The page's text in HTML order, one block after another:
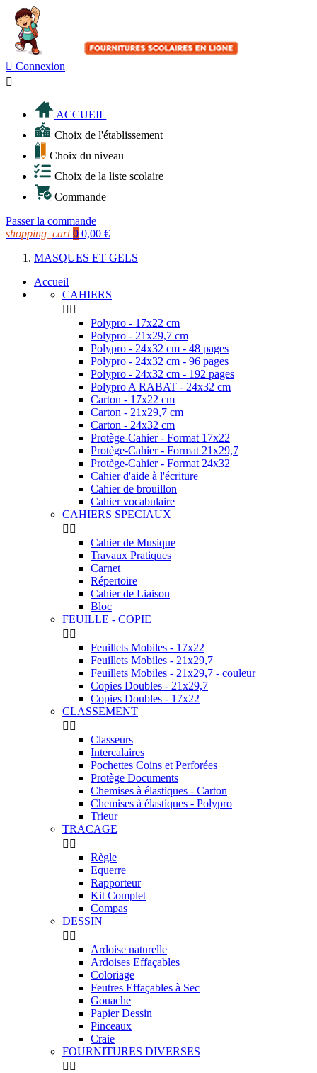
 Connexion

ACCUEIL
Choix de l'établissement
Choix du niveau
Choix de la liste scolaire
Commande
Passer la commande
shopping_cart 0 0,00 €
MASQUES ET GELS
Accueil
CAHIERS
 
Polypro - 17x22 cm
Polypro - 21x29,7 cm
Polypro - 24x32 cm - 48 pages
Polypro - 24x32 cm - 96 pages
Polypro - 24x32 cm - 192 pages
Polypro A RABAT - 24x32 cm
Carton - 17x22 cm
Carton - 21x29,7 cm
Carton - 24x32 cm
Protège-Cahier - Format 17x22
Protège-Cahier - Format 21x29,7
Protège-Cahier - Format 24x32
Cahier d'aide à l'écriture
Cahier de brouillon
Cahier vocabulaire
CAHIERS SPECIAUX
 
Cahier de Musique
Travaux Pratiques
Carnet
Répertoire
Cahier de Liaison
Bloc
FEUILLE - COPIE
 
Feuillets Mobiles - 17x22
Feuillets Mobiles - 21x29,7
Feuillets Mobiles - 21x29,7 - couleur
Copies Doubles - 21x29,7
Copies Doubles - 17x22
CLASSEMENT
 
Classeurs
Intercalaires
Pochettes Coins et Perforées
Protège Documents
Chemises à élastiques - Carton
Chemises à élastiques - Polypro
Trieur
TRACAGE
 
Règle
Equerre
Rapporteur
Kit Complet
Compas
DESSIN
 
Ardoise naturelle
Ardoises Effaçables
Coloriage
Feutres Effaçables à Sec
Gouache
Papier Dessin
Pinceaux
Craie
FOURNITURES DIVERSES
 